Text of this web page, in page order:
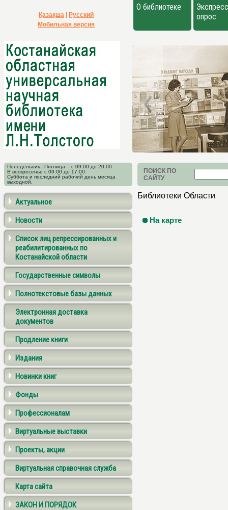
Қазақша
Русский
Мобильная версия
О библиотеке
опрос
Понедельник - Пятница - с 09:00 до 20:00.
В воскресенье с 09:00 до 17:00.
Суббота и последний рабочий день месяца
выходной.
ПОИСК ПО
САЙТУ
Актуальное
Новости
Список лиц репрессированных и
реабилитированных по
Костанайской области
Государственные символы
Полнотекстовые базы данных
Электронная доставка
документов
Продление книги
Издания
Новинки книг
Фонды
Профессионалам
Виртуальные выставки
Проекты, акции
Виртуальная справочная служба
Карта сайта
ЗАКОН И ПОРЯДОК
Библиотеки Области
На карте